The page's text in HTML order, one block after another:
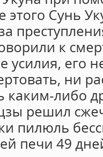
этого Сунь
к
усилия, его
ни
каким-либо
решил
пилюль
печи 49